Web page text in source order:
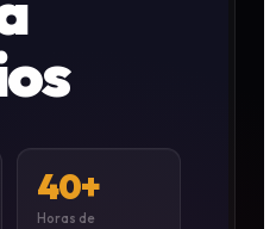
40+
Horas de